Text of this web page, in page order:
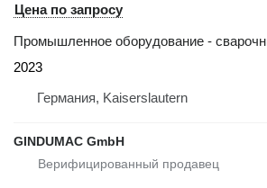
Цена по запросу
Промышленное оборудование -
2023
Германия, Kaiserslautern
GINDUMAC GmbH